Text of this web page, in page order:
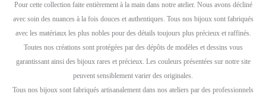
Pour cette collection faite entièrement à la main dans notre atelier. Nous avons décliné
avec soin des nuances à la fois douces et authentiques. Tous nos bijoux sont fabriqués
avec les matériaux les plus nobles pour des détails toujours plus précieux et raffinés.
Toutes nos créations sont protégées par des dépôts de modèles et dessins vous
garantissant ainsi des bijoux rares et précieux. Les couleurs présentées sur notre site
peuvent sensiblement varier des originales.
Tous nos bijoux sont fabriqués artisanalement dans nos ateliers par des professionnels